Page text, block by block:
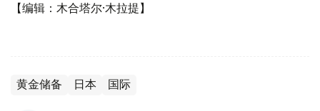
【编辑：木合塔尔·木拉提】
黄金储备 日本 国际